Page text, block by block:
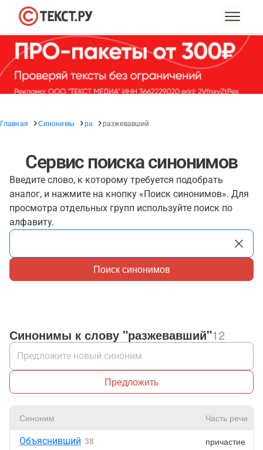
Главная Синонимы ра разжевавший
Сервис поиска синонимов
Введите слово, к которому требуется подобрать
аналог, и нажмите на кнопку «Поиск синонимов». Для
просмотра отдельных групп используйте поиск по
алфавиту.
Поиск синонимов
Синонимы к слову "разжевавший"12
Предложить
Синоним Часть речи
Объяснивший 38 причастие